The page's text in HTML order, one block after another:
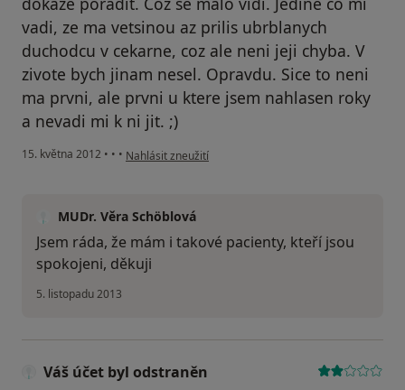
vadi, ze ma vetsinou az prilis ubrblanych
duchodcu v cekarne, coz ale neni jeji chyba. V
zivote bych jinam nesel. Opravdu. Sice to neni
ma prvni, ale prvni u ktere jsem nahlasen roky
a nevadi mi k ni jit. ;)
15. května 2012 • • • podle názoru uživatele Váš účet byl odstraněn
Nahlásit zneužití
MUDr. Věra Schöblová
Jsem ráda, že mám i takové pacienty, kteří jsou
spokojeni, děkuji
5. listopadu 2013
Váš účet byl odstraněn